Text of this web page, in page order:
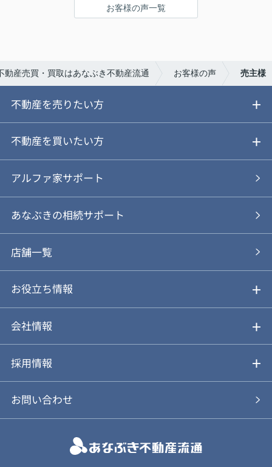
お客様の声一覧
動産売買・買取はあなぶき不動産流通 お客様の声 売主様
不動産を売りたい方
ご売却ガイド
ご売却の流れ
あなぶきの仲介
あなぶきの買取
仲介と買取のメリット・デメリット
動画やパンフレットで見る
不動産を買いたい方
ご購入ガイド
物件を探す
購入の流れ
購入前も後も安心サポート
お気に入り
アルファ家サポート
あなぶきの相続サポート
店舗一覧
お役立ち情報
不動産Q&A
アルファジャーナル
会社情報
会社概要
スタッフ紹介
個人情報保護方針
採用情報
新卒採用について
キャリア採用について
お問い合わせ